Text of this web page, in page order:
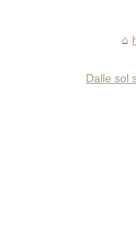
Dalle sol